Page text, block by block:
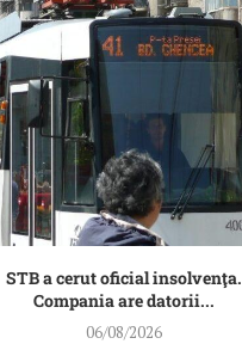
STB a cerut oficial insolvenţa.
Compania are datorii...
06/08/2026